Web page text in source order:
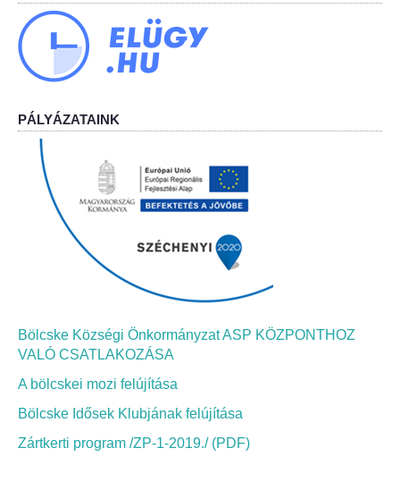
Bölcskei Borbarát Egyesültet Klub
Bölcskei Önkéntes Tűzoltó Egyesület
Bölcskei Néptánc Egyesület
Bölcskei Polgárőrség
Bölcskei Klímakör
HIVATAL
Szervezeti felépítés
Dokumentumok
Nyomtatványok
Szabályzatok
PÁLYÁZATAINK
Bölcske Községi Önkormányzat ASP KÖZPONTHOZ
VALÓ CSATLAKOZÁSA
A bölcskei mozi felújítása
Bölcske Idősek Klubjának felújítása
Zártkerti program /ZP-1-2019./ (PDF)